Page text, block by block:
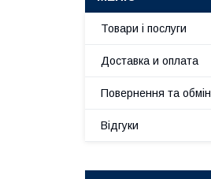
Товари і послуги
Доставка и оплата
Повернення та обмін
Відгуки